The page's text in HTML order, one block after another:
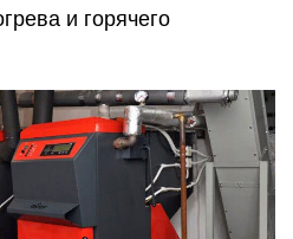
и горячего